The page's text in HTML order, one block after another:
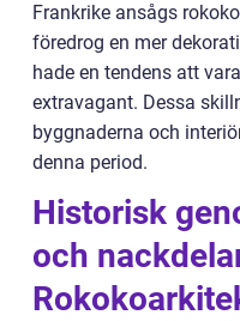
Frankrike ansågs
föredrog en mer
hade en tendens att
extravagant. Dessa
byggnaderna och
denna period.
Historisk
och